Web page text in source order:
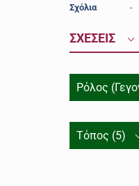
Σχόλια -
ΣΧΕΣΕΙΣ
Ρόλος
Τόπος (5)